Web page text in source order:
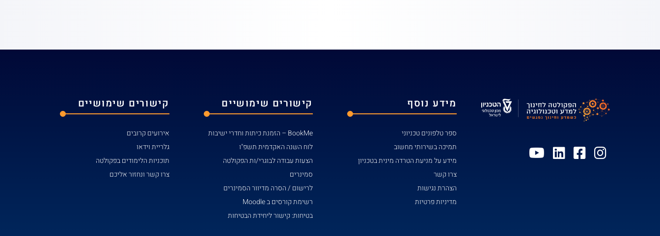
מידע נוסף
ספר טלפונים טכניוני
תמיכה בשירותי מחשוב
מידע על מניעת הטרדה מינית בטכניון
צרו קשר
הצהרת נגישות
מדיניות פרטיות
קישורים שימושיים
BookMe – הזמנת כיתות וחדרי ישיבות
לוח השנה האקדמית תשפ"ו
הצעות עבודה לבוגרי/ות הפקולטה
סמינרים
לרישום / הסרה מדיוור הסמינרים
רשימת קורסים ב Moodle
בטיחות: קישור ליחידת הבטיחות
קישורים שימושיים
אירועים קרובים
גלריית וידאו
תוכניות הלימודים בפקולטה
צרו קשר ונחזור אליכם